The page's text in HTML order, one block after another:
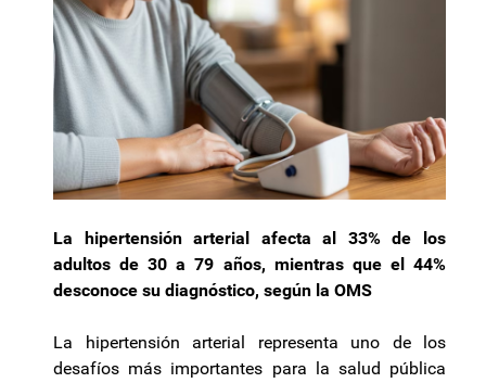
La hipertensión arterial afecta al 33% de los
adultos de 30 a 79 años, mientras que el 44%
desconoce su diagnóstico, según la OMS
La hipertensión arterial representa uno de los
desafíos más importantes para la salud pública